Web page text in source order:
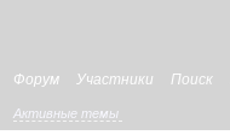
Форум Участники Поиск
Активные темы